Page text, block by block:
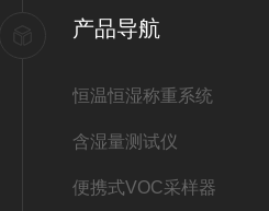
产品导航
恒温恒湿称重系统
含湿量测试仪
便携式VOC采样器